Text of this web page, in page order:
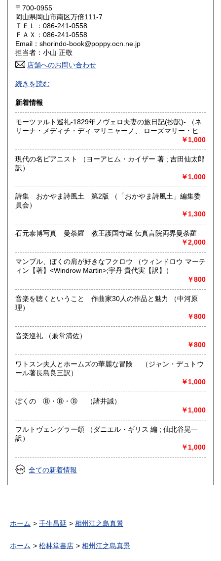
岡山県
山口県 600円
香川県 600円 愛媛県
高知県 600円
佐賀県
熊本県 600円 大分県 600円
宮崎県 600円 鹿児島県 600円
600円
〒700-0955
岡山県岡山市南区万倍111-7
ＴＥＬ：086-241-0558
ＦＡＸ：086-241-0558
Email：shorindo-book@poppy.ocn.ne.jp
担当者：小山 正敬
店舗へのお問い合わせ
お電話FAXでの在庫照会とご注文はお断りいたします。ご質
問等はメールではなく必ず日本の古本屋のサイトからお願い
します。(公費後払い購入合計3000円未満の商品は公費購入
をお受けできません)公費でのご注文も日本の古本屋のサイト
からご注文お願いします。
当店では本の記事・内容についてのご質問にはお答えいたし
ませんので各自でご研究ください。又本のご質問も2回程度で
沿線名：-
最寄駅：-
定休日：-
書籍の買取について
岡山県内・広島県東部地方出張します。品の内容をまたは
FAXでご連絡ください。百科辞典,文学全集、美術全集、古い
取り扱い分野
続きを読む
新着情報
モーツァルト巡礼-1829年ノヴェロ夫妻の旅日記(抄訳)- （ネ
リーナ・メディチ・ディ マリニャーノ、 ローズマリー・ヒュ
￥1,000
現代の名ピアニスト （ヨーアヒム・カイザー 著 ; 吉田仙太郎
訳）
￥1,000
詩集 おかやま詩風土 第2版 （「おかやま詩風土」編集委
員会）
￥1,300
石元泰博写真 曼荼羅 教王護国寺蔵 伝真言院両界曼荼羅
￥2,000
マンブル、ぼくの肩が好きなフクロウ （ウィンドロウ マーテ
ィン【著】<Windrow Martin>;宇丹 貴代実【訳】）
￥800
音楽を聴くということ 作曲家30人の作品と魅力 （中河原
理）
￥800
音楽巡礼 （兼常清佐）
￥800
ワトスン夫人とホームズの華麗な冒険 （ジャン・デュトウ
ール著長島良三訳）
￥1,000
ぼくの Ⓑ・Ⓑ・Ⓑ （諸井誠）
￥1,000
フルトヴェングラー頌 （ダニエル・ギリス 編 ; 仙北谷晃一
訳）
￥1,000
全ての新着情報
ホーム 壬生昌延 相州江之島真景
ホーム 松林堂書店 相州江之島真景